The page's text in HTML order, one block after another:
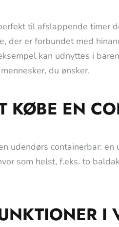
til afslappende timer
der er forbundet med
kan udnyttes i
du ønsker.
KØBE EN
udendørs containerbar:
som helst, f.eks. to
I